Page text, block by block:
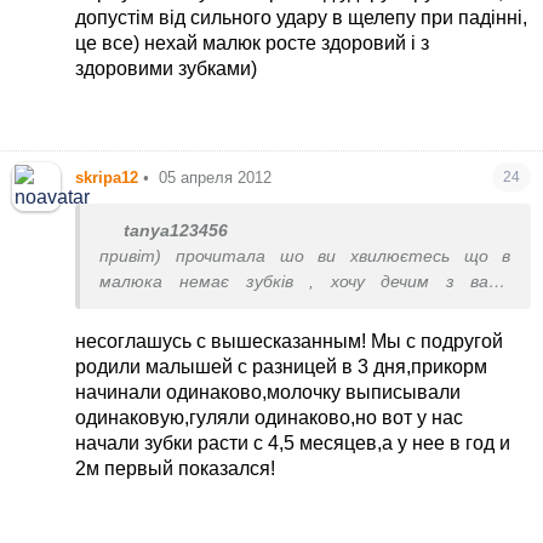
допустім від сильного удару в щелепу при падінні,
це все) нехай малюк росте здоровий і з
здоровими зубками)
skripa12 • 05 апреля 2012 24
tanya123456
привіт) прочитала шо ви хвилюєтесь що в
малюка немає зубків , хочу дечим з вами
вистачає в дитини в організмі кальцію, аптечний
кальцій осідає в нирках а толку більш ніякого з
нього я брала від коралового клубу так як він
найефективніший це вже перевірено, і залежить
від того яку їжу йому дають якщо будете
перетирати їжу то можете че довго чекати на
несоглашусь с вышесказанным! Мы с подругой
родили малышей с разницей в 3 дня,прикорм
начинали одинаково,молочку выписывали
одинаковую,гуляли одинаково,но вот у нас
начали зубки расти с 4,5 месяцев,а у нее в год и
2м первый показался!